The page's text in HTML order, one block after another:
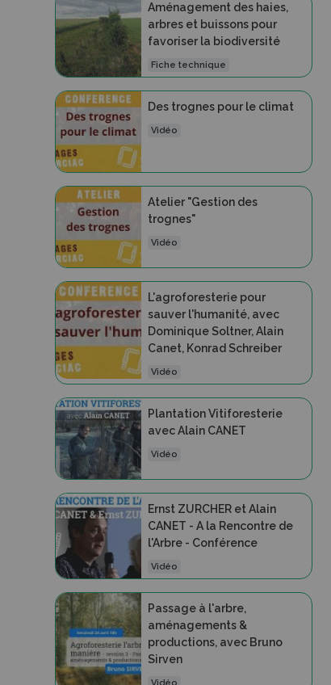
Aménagement des haies,
arbres et buissons pour
favoriser la biodiversité
Fiche technique
Des trognes pour le climat
Vidéo
Atelier "Gestion des
trognes"
Vidéo
L'agroforesterie pour
sauver l'humanité, avec
Dominique Soltner, Alain
Canet, Konrad Schreiber
Vidéo
Plantation Vitiforesterie
avec Alain CANET
Vidéo
Ernst ZURCHER et Alain
CANET - A la Rencontre de
l'Arbre - Conférence
Vidéo
Passage à l'arbre,
aménagements &
productions, avec Bruno
Sirven